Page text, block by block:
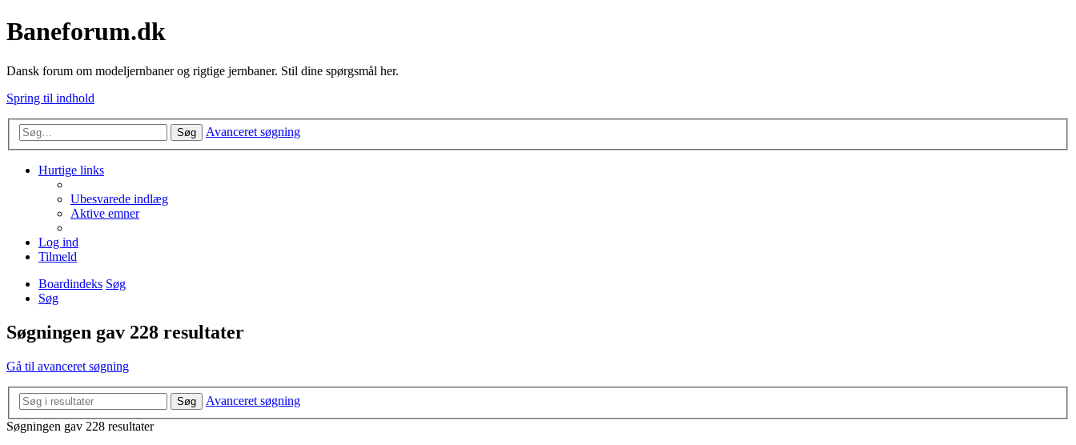
Baneforum.dk
Dansk forum om modeljernbaner og rigtige jernbaner. Stil dine spørgsmål her.
Spring til indhold
Søg Avanceret søgning
Hurtige links
Ubesvarede indlæg
Aktive emner
Log ind
Tilmeld
Boardindeks Søg
Søg
Søgningen gav 228 resultater
Gå til avanceret søgning
Søg
Avanceret søgning
Søgningen gav 228 resultater